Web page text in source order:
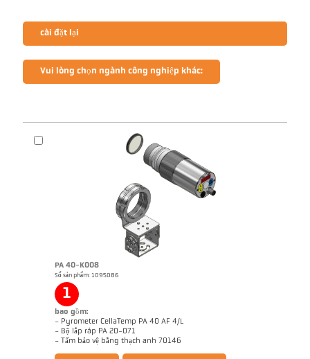
cài đặt lại
Vui lòng chọn ngành công nghiệp khác:
PA 40-K008
Số sản phẩm: 1095086
1
bao gồm:
- Pyrometer CellaTemp PA 40 AF 4/L
- Bộ lắp ráp PA 20-071
- Tấm bảo vệ bằng thạch anh 70146